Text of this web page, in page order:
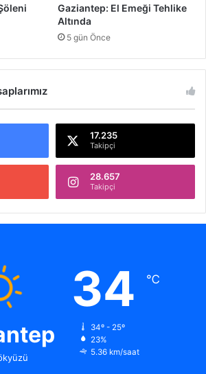
Gaziantep: El Emeği Tehlike
Altında
5 gün Önce
17.235
Takipçi
28.657
Takipçi
34 ℃
34º - 25º
23%
5.36 km/saat